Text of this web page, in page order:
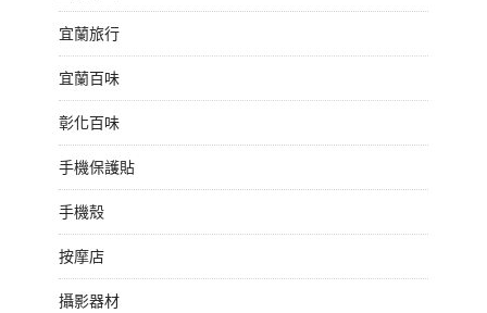
宜蘭旅行
宜蘭百味
彰化百味
手機保護貼
手機殼
按摩店
攝影器材